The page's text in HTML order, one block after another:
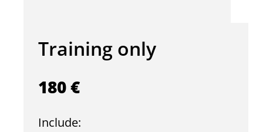
Training only
180 €
Include: